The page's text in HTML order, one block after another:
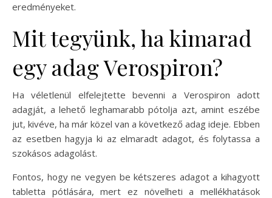
eredményeket.
Mit tegyünk, ha kimarad
egy adag Verospiron?
Ha véletlenül elfelejtette bevenni a Verospiron adott
adagját, a lehető leghamarabb pótolja azt, amint eszébe
jut, kivéve, ha már közel van a következő adag ideje. Ebben
az esetben hagyja ki az elmaradt adagot, és folytassa a
szokásos adagolást.
Fontos, hogy ne vegyen be kétszeres adagot a kihagyott
tabletta pótlására, mert ez növelheti a mellékhatások